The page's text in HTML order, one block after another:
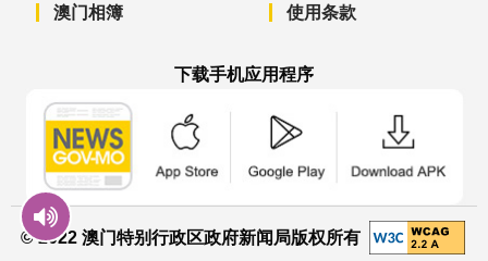
澳门相簿 使用条款
下载手机应用程序
© 2022 澳门特别行政区政府新闻局版权所有